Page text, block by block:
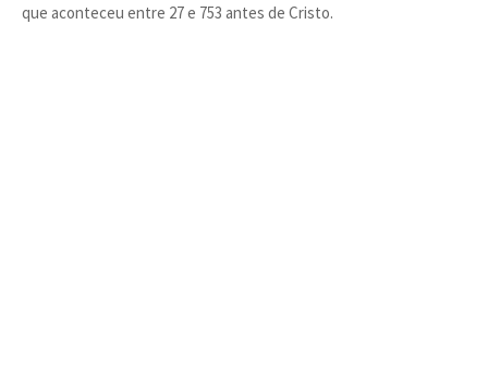
que aconteceu entre 27 e 753 antes de Cristo.